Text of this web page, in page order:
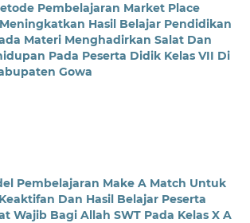
Pembelajaran Market Place
Hasil Belajar Pendidikan
Materi Menghadirkan Salat Dan
Pada Peserta Didik Kelas VII Di
Gowa
Pembelajaran Make A Match Untuk
Dan Hasil Belajar Peserta
Wajib Bagi Allah SWT Pada Kelas X A